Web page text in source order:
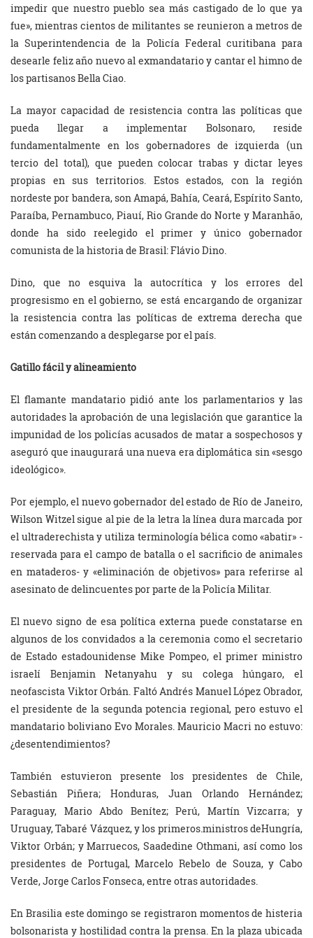
impedir que nuestro pueblo sea más castigado de lo que ya
fue», mientras cientos de militantes se reunieron a metros de
la Superintendencia de la Policía Federal curitibana para
desearle feliz año nuevo al exmandatario y cantar el himno de
los partisanos Bella Ciao.
La mayor capacidad de resistencia contra las políticas que
pueda llegar a implementar Bolsonaro, reside
fundamentalmente en los gobernadores de izquierda (un
tercio del total), que pueden colocar trabas y dictar leyes
propias en sus territorios. Estos estados, con la región
nordeste por bandera, son Amapá, Bahía, Ceará, Espírito Santo,
Paraíba, Pernambuco, Piauí, Rio Grande do Norte y Maranhão,
donde ha sido reelegido el primer y único gobernador
comunista de la historia de Brasil: Flávio Dino.
Dino, que no esquiva la autocrítica y los errores del
progresismo en el gobierno, se está encargando de organizar
la resistencia contra las políticas de extrema derecha que
están comenzando a desplegarse por el país.
Gatillo fácil y alineamiento
El flamante mandatario pidió ante los parlamentarios y las
autoridades la aprobación de una legislación que garantice la
impunidad de los policías acusados de matar a sospechosos y
aseguró que inaugurará una nueva era diplomática sin «sesgo
ideológico».
Por ejemplo, el nuevo gobernador del estado de Río de Janeiro,
Wilson Witzel sigue al pie de la letra la línea dura marcada por
el ultraderechista y utiliza terminología bélica como «abatir» -
reservada para el campo de batalla o el sacrificio de animales
en mataderos- y «eliminación de objetivos» para referirse al
asesinato de delincuentes por parte de la Policía Militar.
El nuevo signo de esa política externa puede constatarse en
algunos de los convidados a la ceremonia como el secretario
de Estado estadounidense Mike Pompeo, el primer ministro
israelí Benjamin Netanyahu y su colega húngaro, el
neofascista Viktor Orbán. Faltó Andrés Manuel López Obrador,
el presidente de la segunda potencia regional, pero estuvo el
mandatario boliviano Evo Morales. Mauricio Macri no estuvo:
¿desentendimientos?
También estuvieron presente los presidentes de Chile,
Sebastián Piñera; Honduras, Juan Orlando Hernández;
Paraguay, Mario Abdo Benítez; Perú, Martín Vizcarra; y
Uruguay, Tabaré Vázquez, y los primeros.ministros deHungría,
Viktor Orbán; y Marruecos, Saadedine Othmani, así como los
presidentes de Portugal, Marcelo Rebelo de Souza, y Cabo
Verde, Jorge Carlos Fonseca, entre otras autoridades.
En Brasilia este domingo se registraron momentos de histeria
bolsonarista y hostilidad contra la prensa. En la plaza ubicada